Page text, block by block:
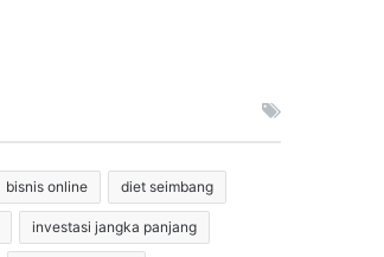
bisnis online diet seimbang
investasi jangka panjang